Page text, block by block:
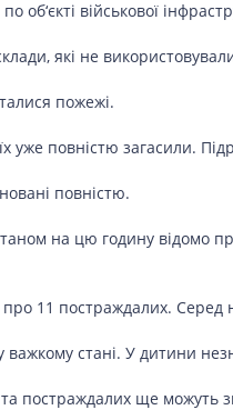
об‘єкті військової
які не
пожежі.
уже повністю загасили.
повністю.
на цю годину відомо
про 11 постраждалих. Серед
важкому стані. У дитини
постраждалих ще можуть